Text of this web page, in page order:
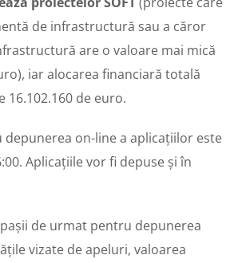
de infrastructură sau a căror
are o valoare mai mică
iar alocarea financiară totală
16.102.160 de euro.
on-line a aplicațiilor este
Aplicațiile vor fi depuse și în
de urmat pentru depunerea
vizate de apeluri, valoarea